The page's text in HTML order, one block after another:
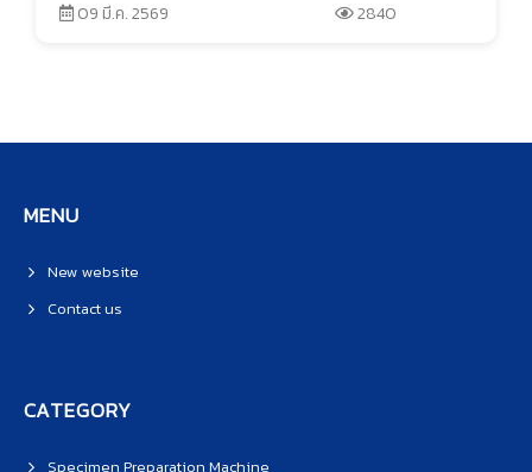
09 มี.ค. 2569 2840
MENU
New website
Contact us
CATEGORY
Specimen Preparation Machine